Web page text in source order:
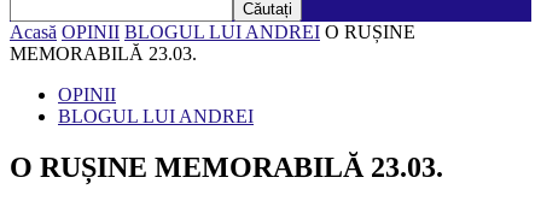
Acasă OPINII BLOGUL LUI ANDREI O RUȘINE
MEMORABILĂ 23.03.
OPINII
BLOGUL LUI ANDREI
O RUȘINE MEMORABILĂ 23.03.